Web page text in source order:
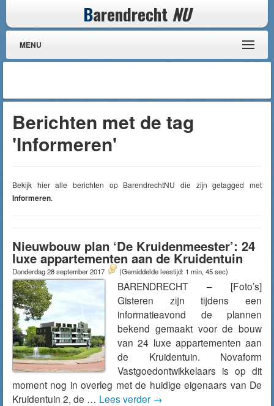
Barendrecht NU
MENU
Berichten met de tag
'Informeren'
Bekijk hier alle berichten op BarendrechtNU die zijn getagged met
Informeren.
Nieuwbouw plan ‘De Kruidenmeester’: 24
luxe appartementen aan de Kruidentuin
Donderdag 28 september 2017 (Gemiddelde leestijd: 1 min, 45 sec)
BARENDRECHT – [Foto’s]
Gisteren zijn tijdens een
informatieavond de plannen
bekend gemaakt voor de bouw
van 24 luxe appartementen aan
de Kruidentuin. Novaform
Vastgoedontwikkelaars is op dit
moment nog in overleg met de huidige eigenaars van De
Kruidentuin 2, de … Lees verder →